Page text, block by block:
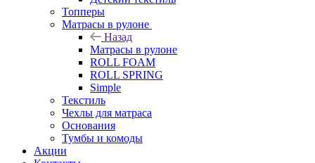
Топперы
Матрасы в рулоне
Назад
Матрасы в рулоне
ROLL FOAM
ROLL SPRING
Simple
Текстиль
Чехлы для матраса
Основания
Тумбы и комоды
Акции